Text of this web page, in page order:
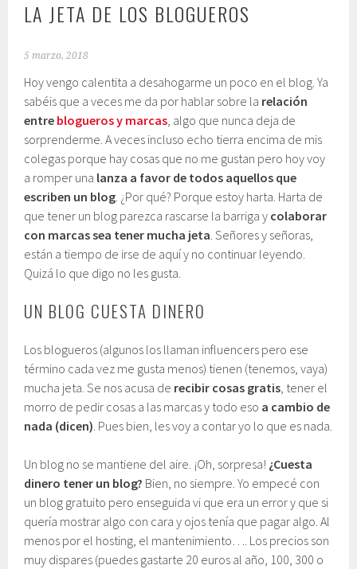
LA JETA DE LOS BLOGUEROS
5 marzo, 2018
Hoy vengo calentita a desahogarme un poco en el blog. Ya
sabéis que a veces me da por hablar sobre la relación
entre blogueros y marcas, algo que nunca deja de
sorprenderme. A veces incluso echo tierra encima de mis
colegas porque hay cosas que no me gustan pero hoy voy
a romper una lanza a favor de todos aquellos que
escriben un blog. ¿Por qué? Porque estoy harta. Harta de
que tener un blog parezca rascarse la barriga y colaborar
con marcas sea tener mucha jeta. Señores y señoras,
están a tiempo de irse de aquí y no continuar leyendo.
Quizá lo que digo no les gusta.
UN BLOG CUESTA DINERO
Los blogueros (algunos los llaman influencers pero ese
término cada vez me gusta menos) tienen (tenemos, vaya)
mucha jeta. Se nos acusa de recibir cosas gratis, tener el
morro de pedir cosas a las marcas y todo eso a cambio de
nada (dicen). Pues bien, les voy a contar yo lo que es nada.
Un blog no se mantiene del aire. ¡Oh, sorpresa! ¿Cuesta
dinero tener un blog? Bien, no siempre. Yo empecé con
un blog gratuito pero enseguida vi que era un error y que si
quería mostrar algo con cara y ojos tenía que pagar algo. Al
menos por el hosting, el mantenimiento…. Los precios son
muy dispares (puedes gastarte 20 euros al año, 100, 300 o